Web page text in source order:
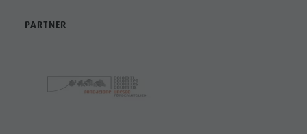
PARTNER